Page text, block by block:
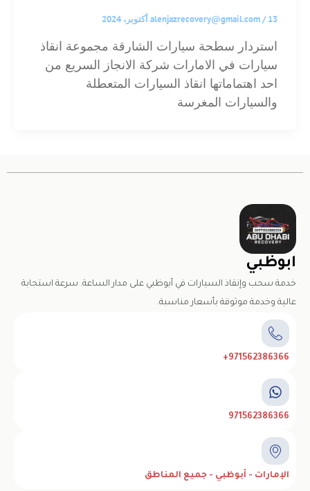
alenjazrecovery@gmail.com/13 أكتوبر، 2024
استردار سطحة سيارات الشارقة مجموعة انقاذ
سيارات في الامارات شركة الانجاز السريع من
احد اهتماماتها انقاذ السيارات المتعطلة
والسيارات المغرسة
ابوظبي
خدمة سحب وإنقاذ السيارات في أبوظبي على مدار الساعة. سرعة استجابة
عالية وخدمة موثوقة بأسعار مناسبة.
971562386366+
971562386366
الإمارات - أبوظبي - جميع المناطق